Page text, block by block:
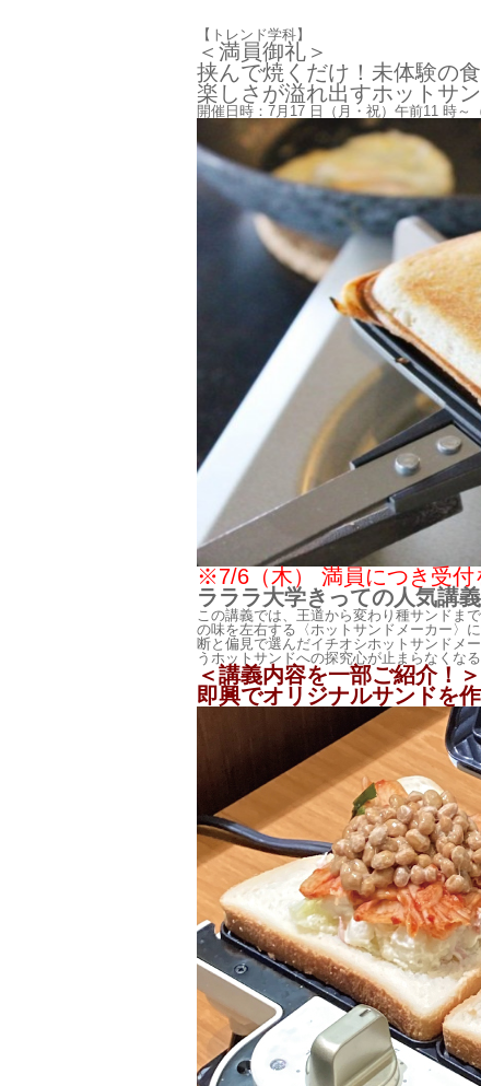
【トレンド学科】
＜満員御礼＞
挟んで焼くだけ！未体験の
楽しさが溢れ出すホットサ
開催日時：7月17 日（月・祝）午前11 時～
※7/6（木） 満員につき受付
ラララ大学きっての人気講義
この講義では、王道から変わり種サンドま
の味を左右する〈ホットサンドメーカー〉
断と偏見で選んだイチオシホットサンドメ
うホットサンドへの探究心が止まらなくな
＜講義内容を一部ご紹介！＞
即興でオリジナルサンドを